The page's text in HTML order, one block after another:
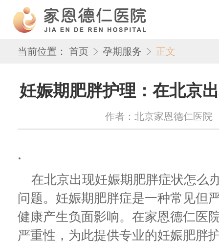
当前位置： 首页 孕期服务 正文
妊娠期肥胖护理：在北京
作者：北京家恩德仁医院
.
在北京出现妊娠期肥胖症状怎么
问题。妊娠期肥胖症是一种常见但
健康产生负面影响。在家恩德仁医
严重性，为此提供专业的妊娠肥胖